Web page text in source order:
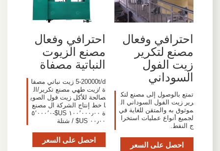
احترافي وفعال
مصنع لتكرير
زيت الفول
السوداني
تمتع بالوصول إلى مصنع لتك
رير زيت الفول السوداني ال
موثوق به والمتقن للغاية في
لجميع أنواع عمليات استخرا
ج النفط.
احصل على السعر
احترافي وفعال
مصنع الزيوت
النباتية مصفاة
5-20000t/d زيت نباتي مصفا
ة /زيت طهي مصنع تكرير/ال
صالحة للأكل زيت فول الصوي
ا خط إنتاج الشركة ال مصنع
ة ١٠٠٬٠٠٠٫٠٠ US$-٥٬٠٠٠٬٠
٠٠٫٠٠ US$ / شتلة
احصل على السعر